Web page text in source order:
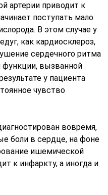
артерии приводит к
поступать мало
В этом случае у
как кардиосклероз,
сердечного ритма
функции, вызванной
у пациента
чувство
вовремя,
боли в сердце, на фоне
ишемической
к инфаркту, а иногда и